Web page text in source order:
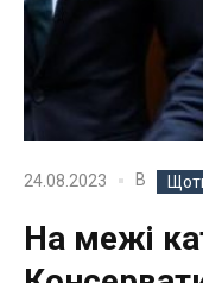
24.08.2023 В
На межі